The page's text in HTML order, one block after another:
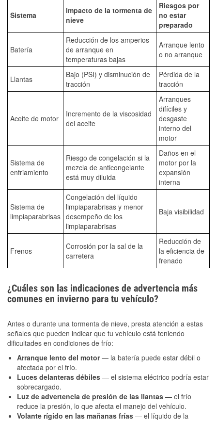
Sistema
Impacto de la tormenta de
nieve
Riesgos por
no estar
preparado
Batería
Reducción de los amperios
de arranque en
temperaturas bajas
Arranque lento
o no arranque
Llantas
Bajo (PSI) y disminución de
tracción
Pérdida de la
tracción
Aceite de motor
Incremento de la viscosidad
del aceite
Arranques
difíciles y
desgaste
interno del
motor
Sistema de
enfriamiento
Riesgo de congelación si la
mezcla de anticongelante
está muy diluida
Daños en el
motor por la
expansión
interna
Sistema de
limpiaparabrisas
Congelación del líquido
limpiaparabrisas y menor
desempeño de los
limpiaparabrisas
Baja visibilidad
Frenos
Corrosión por la sal de la
carretera
Reducción de
la eficiencia de
frenado
¿Cuáles son las indicaciones de advertencia más
comunes en invierno para tu vehículo?
Antes o durante una tormenta de nieve, presta atención a estas
señales que pueden indicar que tu vehículo está teniendo
dificultades en condiciones de frío:
Arranque lento del motor— la batería puede estar débil o
afectada por el frío.
Luces delanteras débiles — el sistema eléctrico podría estar
sobrecargado.
Luz de advertencia de presión de las llantas — el frío
reduce la presión, lo que afecta el manejo del vehículo.
Volante rígido en las mañanas frías — el líquido de la